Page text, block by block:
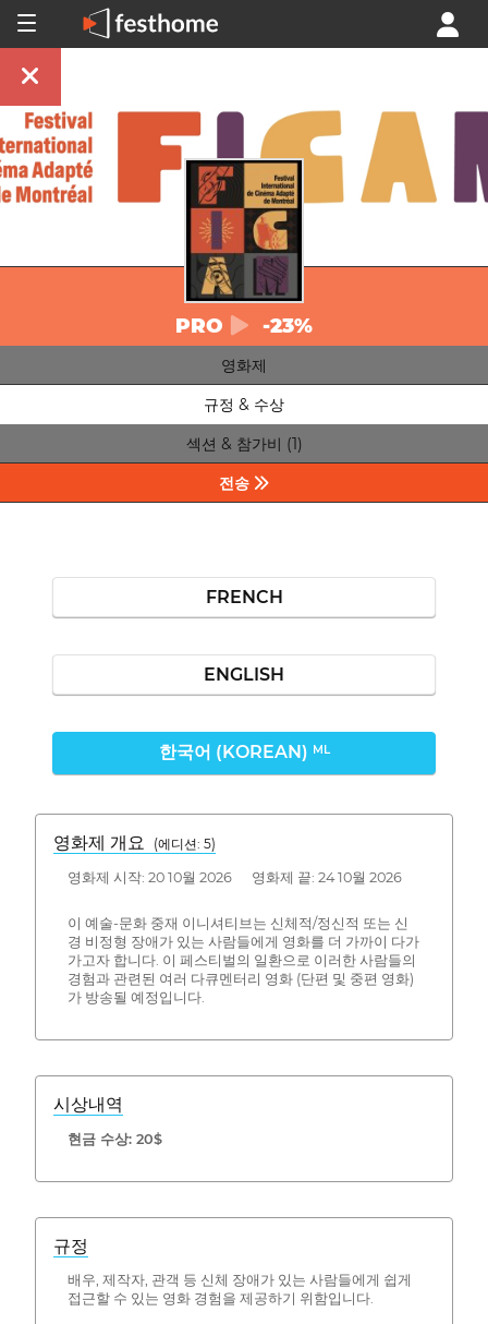
PRO -23%
영화제
규정 & 수상
섹션 & 참가비 (1)
전송
FRENCH
ENGLISH
한국어 (KOREAN) ML
영화제 개요 (에디션: 5)
영화제 시작: 20 10월 2026 영화제 끝: 24 10월 2026
이 예술-문화 중재 이니셔티브는 신체적/정신적 또는 신
경 비정형 장애가 있는 사람들에게 영화를 더 가까이 다가
가고자 합니다. 이 페스티벌의 일환으로 이러한 사람들의
경험과 관련된 여러 다큐멘터리 영화 (단편 및 중편 영화)
가 방송될 예정입니다.
시상내역
현금 수상: 20$
규정
배우, 제작자, 관객 등 신체 장애가 있는 사람들에게 쉽게
접근할 수 있는 영화 경험을 제공하기 위함입니다.